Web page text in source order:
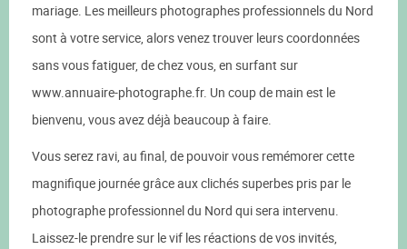
mariage. Les meilleurs photographes professionnels du Nord
sont à votre service, alors venez trouver leurs coordonnées
sans vous fatiguer, de chez vous, en surfant sur
www.annuaire-photographe.fr. Un coup de main est le
bienvenu, vous avez déjà beaucoup à faire.
Vous serez ravi, au final, de pouvoir vous remémorer cette
magnifique journée grâce aux clichés superbes pris par le
photographe professionnel du Nord qui sera intervenu.
Laissez-le prendre sur le vif les réactions de vos invités,